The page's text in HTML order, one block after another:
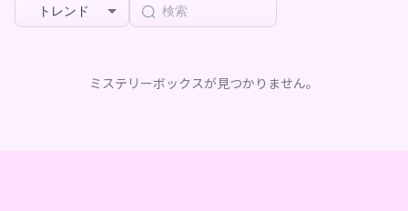
トレンド
ミステリーボックスが見つかりません。